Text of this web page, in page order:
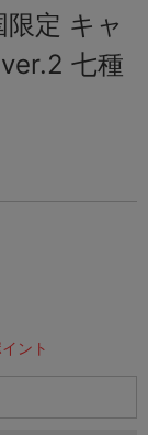
定 キャ
七種
ント